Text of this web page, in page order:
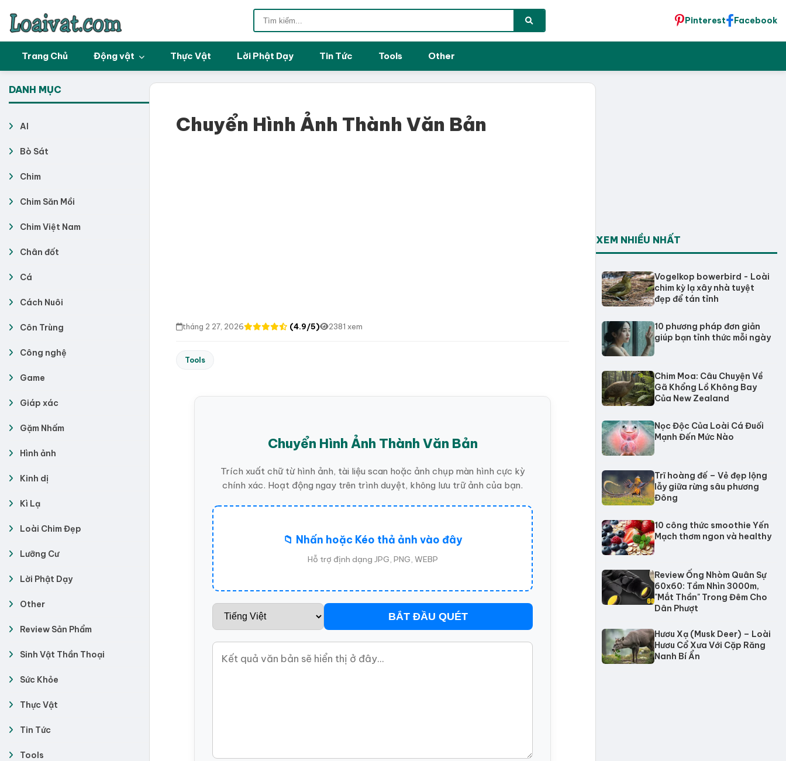
Pinterest Facebook
Trang Chủ Động vật Thực Vật Lời Phật Dạy Tin Tức Tools Other
DANH MỤC
AI
Bò Sát
Chim
Chim Săn Mồi
Chim Việt Nam
Chân đốt
Cá
Cách Nuôi
Côn Trùng
Công nghệ
Game
Giáp xác
Gặm Nhấm
Hình ảnh
Kinh dị
Kì Lạ
Loài Chim Đẹp
Lưỡng Cư
Lời Phật Dạy
Other
Review Sản Phẩm
Sinh Vật Thần Thoại
Sức Khỏe
Thực Vật
Tin Tức
Tools
Chuyển Hình Ảnh Thành Văn Bản
tháng 2 27, 2026 (4.9/5) 2381 xem
Tools
Chuyển Hình Ảnh Thành Văn Bản
Trích xuất chữ từ hình ảnh, tài liệu scan hoặc ảnh chụp màn hình cực kỳ
chính xác. Hoạt động ngay trên trình duyệt, không lưu trữ ảnh của bạn.
📁 Nhấn hoặc Kéo thả ảnh vào đây
Hỗ trợ định dạng JPG, PNG, WEBP
BẮT ĐẦU QUÉT
XEM NHIỀU NHẤT
Vogelkop bowerbird - Loài
chim kỳ lạ xây nhà tuyệt
đẹp để tán tỉnh
10 phương pháp đơn giản
giúp bạn tỉnh thức mỗi ngày
Chim Moa: Câu Chuyện Về
Gã Khổng Lồ Không Bay
Của New Zealand
Nọc Độc Của Loài Cá Đuối
Mạnh Đến Mức Nào
Trĩ hoàng đế – Vẻ đẹp lộng
lẫy giữa rừng sâu phương
Đông
10 công thức smoothie Yến
Mạch thơm ngon và healthy
Review Ống Nhòm Quân Sự
60x60: Tầm Nhìn 3000m,
"Mắt Thần" Trong Đêm Cho
Dân Phượt
Hươu Xạ (Musk Deer) – Loài
Hươu Cổ Xưa Với Cặp Răng
Nanh Bí Ẩn